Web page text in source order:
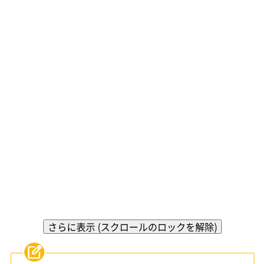
さらに表示 (スクロールのロックを解除)